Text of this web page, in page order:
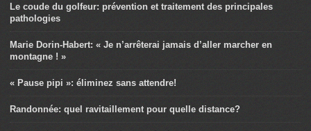
Le coude du golfeur: prévention et traitement des principales
pathologies
Marie Dorin-Habert: « Je n’arrêterai jamais d’aller marcher en
montagne ! »
« Pause pipi »: éliminez sans attendre!
Randonnée: quel ravitaillement pour quelle distance?